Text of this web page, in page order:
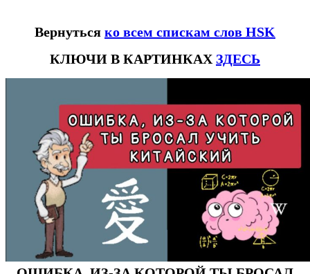
Вернуться ко всем спискам слов HSK
КЛЮЧИ В КАРТИНКАХ ЗДЕСЬ